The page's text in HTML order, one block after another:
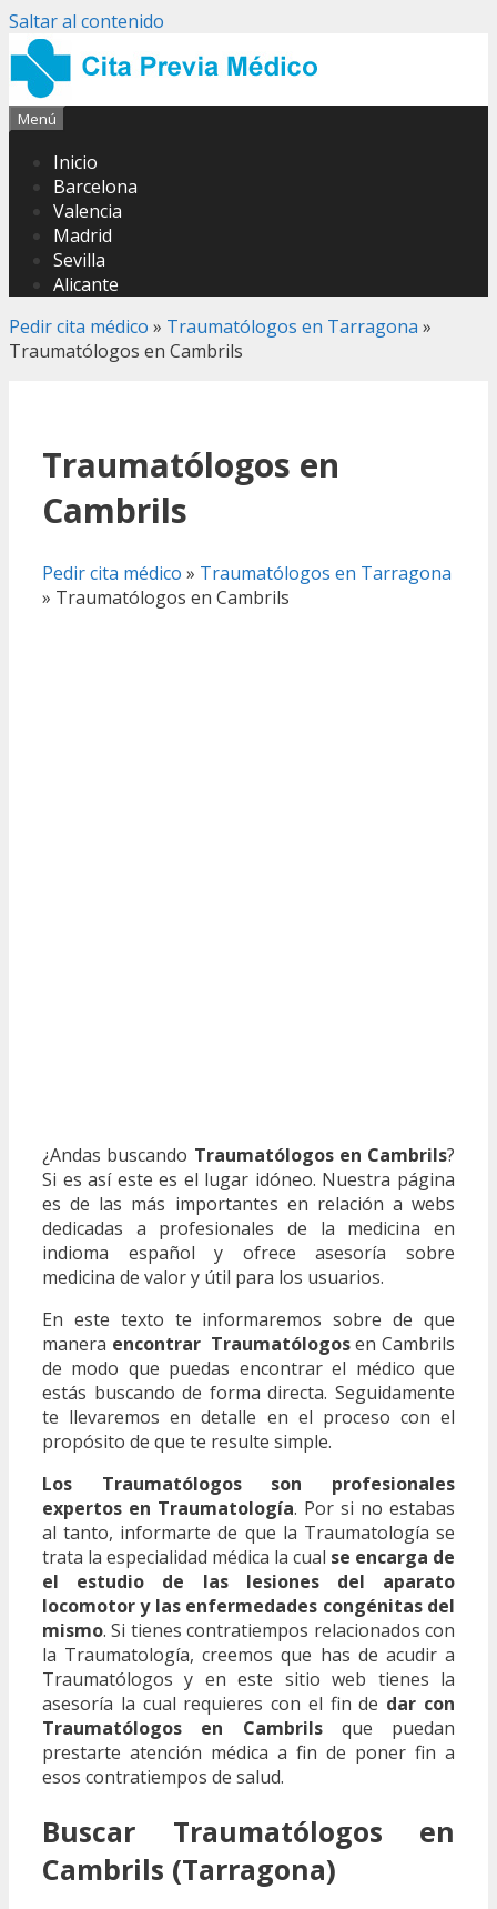
Saltar al contenido
Menú
Inicio
Barcelona
Valencia
Madrid
Sevilla
Alicante
Pedir cita médico » Traumatólogos en Tarragona »
Traumatólogos en Cambrils
Traumatólogos en
Cambrils
Pedir cita médico » Traumatólogos en Tarragona
» Traumatólogos en Cambrils
¿Andas buscando Traumatólogos en Cambrils?
Si es así este es el lugar idóneo. Nuestra página
es de las más importantes en relación a webs
dedicadas a profesionales de la medicina en
indioma español y ofrece asesoría sobre
medicina de valor y útil para los usuarios.
En este texto te informaremos sobre de que
manera encontrar Traumatólogosen Cambrils
de modo que puedas encontrar el médico que
estás buscando de forma directa. Seguidamente
te llevaremos en detalle en el proceso con el
propósito de que te resulte simple.
Los Traumatólogos son profesionales
expertos en Traumatología. Por si no estabas
al tanto, informarte de que la Traumatología se
trata la especialidad médica la cual se encarga de
el estudio de las lesiones del aparato
locomotor y las enfermedades congénitas del
mismo. Si tienes contratiempos relacionados con
la Traumatología, creemos que has de acudir a
Traumatólogos y en este sitio web tienes la
asesoría la cual requieres con el fin de dar con
Traumatólogos en Cambrilsque puedan
prestarte atención médica a fin de poner fin a
esos contratiempos de salud.
Buscar Traumatólogos en
Cambrils (Tarragona)